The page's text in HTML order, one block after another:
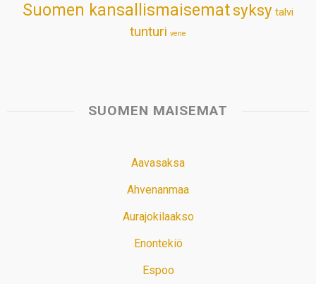
Suomen kansallismaisematsyksy talvi
tunturi vene
SUOMEN MAISEMAT
Aavasaksa
Ahvenanmaa
Aurajokilaakso
Enontekiö
Espoo